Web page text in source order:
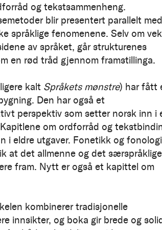
og tekstsammenheng.
blir presentert parallelt
språklige fenomenene. Selv om
av språket, går strukturenes
en rød tråd gjennom framstillinga.
kalt Språkets mønstre) har fått
Den har også et
perspektiv som setter norsk inn i
om ordforråd og
i eldre utgaver. Fonetikk og
at det allmenne og det særspråklige
fram. Nytt er også et kapittel om
kombinerer tradisjonelle
innsikter, og boka gir brede og